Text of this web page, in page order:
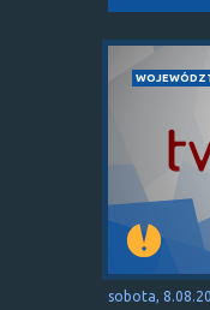
sobota,